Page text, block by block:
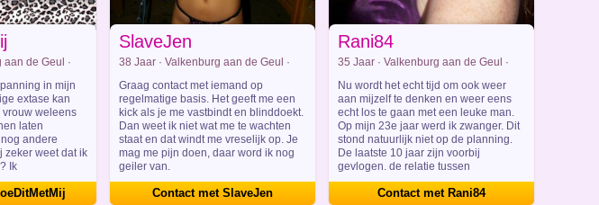
aan de Geul ·
in mijn
extase kan
weleens
laten
andere
zeker weet dat ik
Ik
SlaveJen
38 Jaar · Valkenburg aan de Geul ·
Graag contact met iemand op
regelmatige basis. Het geeft me een
kick als je me vastbindt en blinddoekt.
Dan weet ik niet wat me te wachten
staat en dat windt me vreselijk op. Je
mag me pijn doen, daar word ik nog
geiler van.
Contact met SlaveJen
Rani84
35 Jaar · Valkenburg aan de Geul ·
Nu wordt het echt tijd om ook weer
aan mijzelf te denken en weer eens
echt los te gaan met een leuke man.
Op mijn 23e jaar werd ik zwanger. Dit
stond natuurlijk niet op de planning.
De laatste 10 jaar zijn voorbij
gevlogen. de relatie tussen
Contact met Rani84